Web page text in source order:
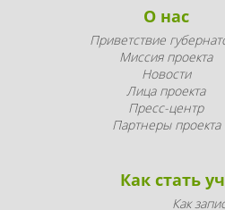
О нас
Приветствие
Миссия проекта
Новости
Лица проекта
Пресс-центр
Партнеры проекта
Как стать
Как